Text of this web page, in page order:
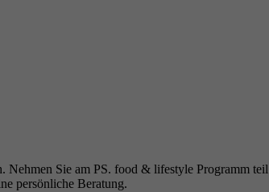
Sie am PS. food & lifestyle Programm
persönliche Beratung.